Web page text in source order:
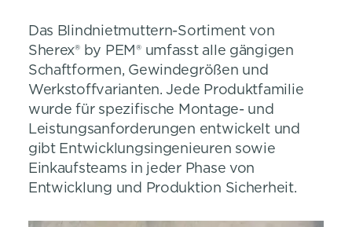
Das Blindnietmuttern-Sortiment von
Sherex® by PEM® umfasst alle gängigen
Schaftformen, Gewindegrößen und
Werkstoffvarianten. Jede Produktfamilie
wurde für spezifische Montage- und
Leistungsanforderungen entwickelt und
gibt Entwicklungsingenieuren sowie
Einkaufsteams in jeder Phase von
Entwicklung und Produktion Sicherheit.